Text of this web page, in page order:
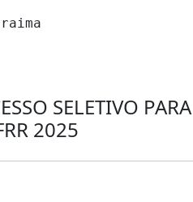
SELETIVO PARA
2025